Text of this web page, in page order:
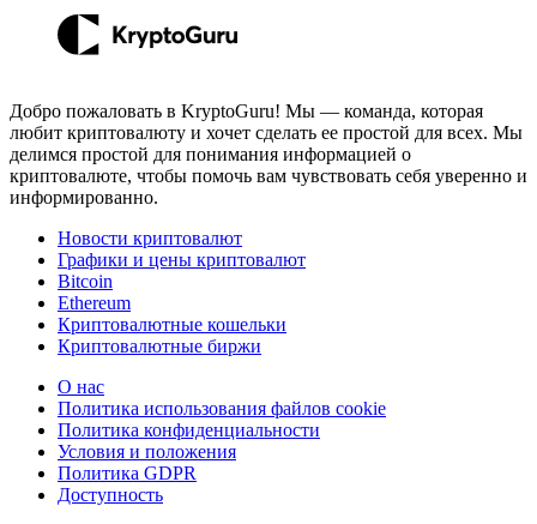
Добро пожаловать в KryptoGuru! Мы — команда, которая
любит криптовалюту и хочет сделать ее простой для всех. Мы
делимся простой для понимания информацией о
криптовалюте, чтобы помочь вам чувствовать себя уверенно и
информированно.
Новости криптовалют
Графики и цены криптовалют
Bitcoin
Ethereum
Криптовалютные кошельки
Криптовалютные биржи
О нас
Политика использования файлов cookie
Политика конфиденциальности
Условия и положения
Политика GDPR
Доступность